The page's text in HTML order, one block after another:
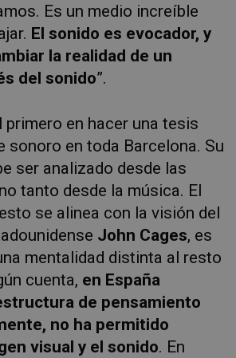
Es un medio increíble
El sonido es evocador, y
la realidad de un
del sonido”.
primero en hacer una tesis
sonoro en toda Barcelona. Su
ser analizado desde las
tanto desde la música. El
se alinea con la visión del
John Cages, es
mentalidad distinta al resto
cuenta, en España
de pensamiento
no ha permitido
visual y el sonido. En